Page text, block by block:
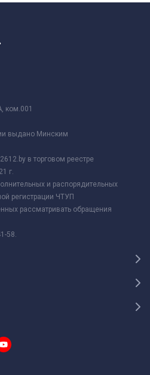
ком.001
выдано Минским
в торговом реестре
г.
и распорядительных
регистрации ЧТУП
рассматривать обращения
58.